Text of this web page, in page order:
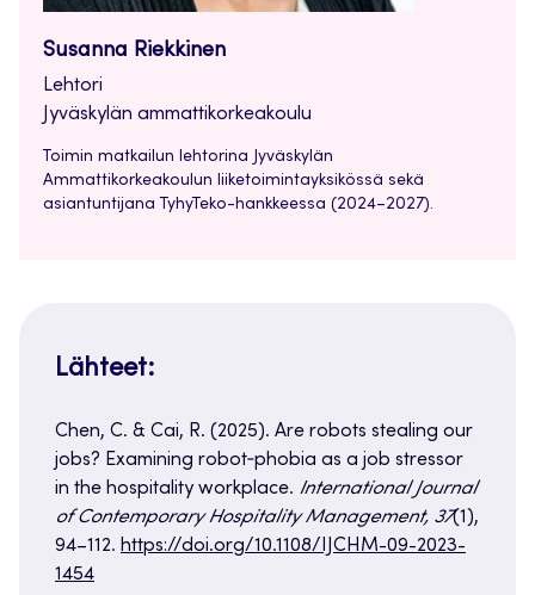
Susanna Riekkinen
Lehtori
Jyväskylän ammattikorkeakoulu
Toimin matkailun lehtorina Jyväskylän
Ammattikorkeakoulun liiketoimintayksikössä sekä
asiantuntijana TyhyTeko-hankkeessa (2024–2027).
Lähteet:
Chen, C. & Cai, R. (2025). Are robots stealing our
jobs? Examining robot‑phobia as a job stressor
in the hospitality workplace. International Journal
of Contemporary Hospitality Management, 37(1),
94–112. https://doi.org/10.1108/IJCHM-09-2023-
1454